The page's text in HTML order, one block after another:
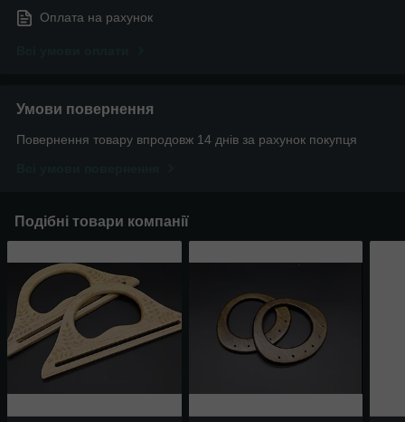
Оплата на рахунок
Умови повернення
Повернення товару впродовж 14 днів за рахунок покупця
Подібні товари компанії